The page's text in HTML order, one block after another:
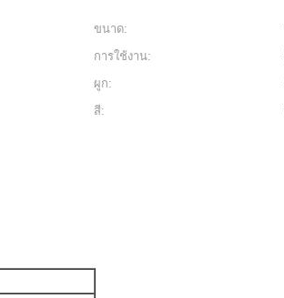
ขนาด:
การใช้งาน:
ผูก:
สี: